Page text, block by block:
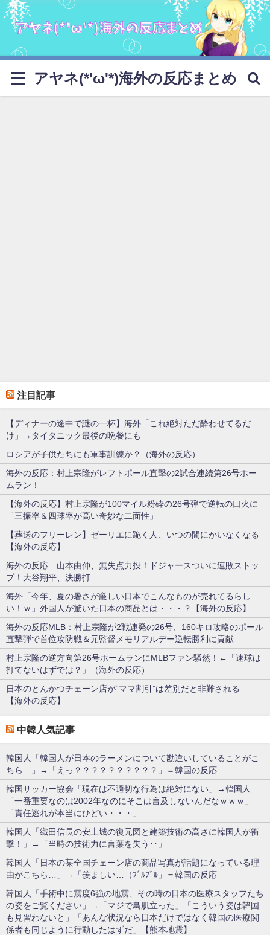
アヤネ(*'ω'*)海外の反応まとめ
注目記事
【ディナーの途中で謎の一杯】海外「これ絶対ただ酔わせてるだ
け」→タイタニック最後の晩餐にも
ロシアが子供たちにも軍事訓練か？（海外の反応）
海外の反応：村上宗隆がレフトポール直撃の2試合連続第26号ホー
ムラン！
【海外の反応】村上宗隆が100マイル粉砕の26号弾で逆転の口火に
「三振率＆四球率が高い奇妙な二面性」
【葬送のフリーレン】ゼーリエに跪く人、いつの間にかいなくなる
【海外の反応】
海外の反応 山本由伸、無失点力投！ドジャースついに連敗ストッ
プ！大谷翔平、決勝打
海外「今年、夏の暑さが厳しい日本でこんなものが売れてるらし
い！ｗ」外国人が驚いた日本の商品とは・・・？【海外の反応】
海外の反応MLB：村上宗隆が2戦連発の26号、160キロ攻略のポール
直撃弾で首位攻防戦＆元監督メモリアルデー逆転勝利に貢献
村上宗隆の逆方向第26号ホームランにMLBファン騒然！←「速球は
打てないはずでは？」（海外の反応）
日本のとんかつチェーン店が“ママ割引”は差別だと非難される
【海外の反応】
中韓人気記事
韓国人「韓国人が日本のラーメンについて勘違いしていることがこ
ちら…」→「えっ？？？？？？？？？？」＝韓国の反応
韓国サッカー協会「現在は不適切な行為は絶対にない」→韓国人
「一番重要なのは2002年なのにそこは言及しないんだなｗｗｗ」
「責任逃れが本当にひどい・・・」
韓国人「織田信長の安土城の復元図と建築技術の高さに韓国人が衝
撃！」→「当時の技術力に言葉を失う‥」
韓国人「日本の某全国チェーン店の商品写真が話題になっている理
由がこちら…」→「羨ましい…（ﾌﾞﾙﾌﾞﾙ」＝韓国の反応
韓国人「手術中に震度6強の地震、その時の日本の医療スタッフたち
の姿をご覧ください」→「マジで鳥肌立った」「こういう姿は韓国
も見習わないと」「あんな状況なら日本だけではなく韓国の医療関
係者も同じように行動したはずだ」【熊本地震】